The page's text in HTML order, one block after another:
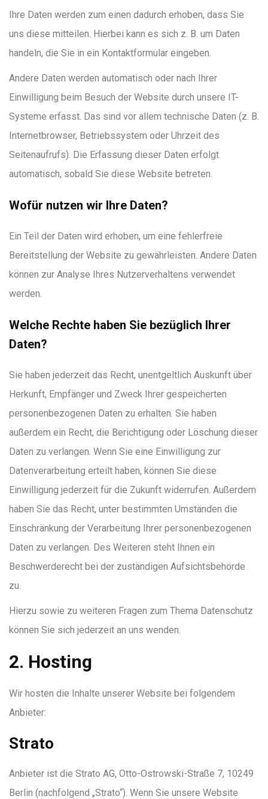
Ihre Daten werden zum einen dadurch erhoben, dass Sie
uns diese mitteilen. Hierbei kann es sich z. B. um Daten
handeln, die Sie in ein Kontaktformular eingeben.
Andere Daten werden automatisch oder nach Ihrer
Einwilligung beim Besuch der Website durch unsere IT-
Systeme erfasst. Das sind vor allem technische Daten (z. B.
Internetbrowser, Betriebssystem oder Uhrzeit des
Seitenaufrufs). Die Erfassung dieser Daten erfolgt
automatisch, sobald Sie diese Website betreten.
Wofür nutzen wir Ihre Daten?
Ein Teil der Daten wird erhoben, um eine fehlerfreie
Bereitstellung der Website zu gewährleisten. Andere Daten
können zur Analyse Ihres Nutzerverhaltens verwendet
werden.
Welche Rechte haben Sie bezüglich Ihrer
Daten?
Sie haben jederzeit das Recht, unentgeltlich Auskunft über
Herkunft, Empfänger und Zweck Ihrer gespeicherten
personenbezogenen Daten zu erhalten. Sie haben
außerdem ein Recht, die Berichtigung oder Löschung dieser
Daten zu verlangen. Wenn Sie eine Einwilligung zur
Datenverarbeitung erteilt haben, können Sie diese
Einwilligung jederzeit für die Zukunft widerrufen. Außerdem
haben Sie das Recht, unter bestimmten Umständen die
Einschränkung der Verarbeitung Ihrer personenbezogenen
Daten zu verlangen. Des Weiteren steht Ihnen ein
Beschwerderecht bei der zuständigen Aufsichtsbehörde
zu.
Hierzu sowie zu weiteren Fragen zum Thema Datenschutz
können Sie sich jederzeit an uns wenden.
2. Hosting
Wir hosten die Inhalte unserer Website bei folgendem
Anbieter:
Strato
Anbieter ist die Strato AG, Otto-Ostrowski-Straße 7, 10249
Berlin (nachfolgend „Strato“). Wenn Sie unsere Website